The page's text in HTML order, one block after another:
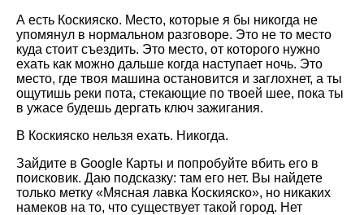
А есть Коскияско. Место, которые я бы никогда не
упомянул в нормальном разговоре. Это не то место
куда стоит съездить. Это место, от которого нужно
ехать как можно дальше когда наступает ночь. Это
место, где твоя машина остановится и заглохнет, а ты
ощутишь реки пота, стекающие по твоей шее, пока ты
в ужасе будешь дергать ключ зажигания.
В Коскияско нельзя ехать. Никогда.
Зайдите в Google Карты и попробуйте вбить его в
поисковик. Даю подсказку: там его нет. Вы найдете
только метку «Мясная лавка Коскияско», но никаких
намеков на то, что существует такой город. Нет